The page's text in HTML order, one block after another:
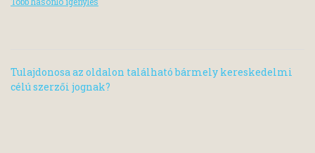
Tulajdonosa az oldalon található bármely kereskedelmi
célú szerzői jognak?